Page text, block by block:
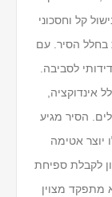
קל וחסכוני
בחלל הסיר. עם
ידידותי לסביבה.
אינדוקציה,
הסיר מגיע
אטימה
לקבלת ספיחת
מתפקד מצוין